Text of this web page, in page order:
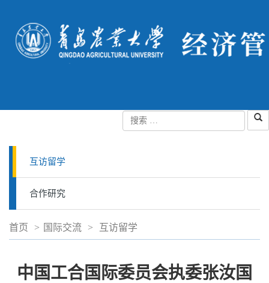
互访留学
合作研究
首页 > 国际交流 > 互访留学
中国工合国际委员会执委张汝国